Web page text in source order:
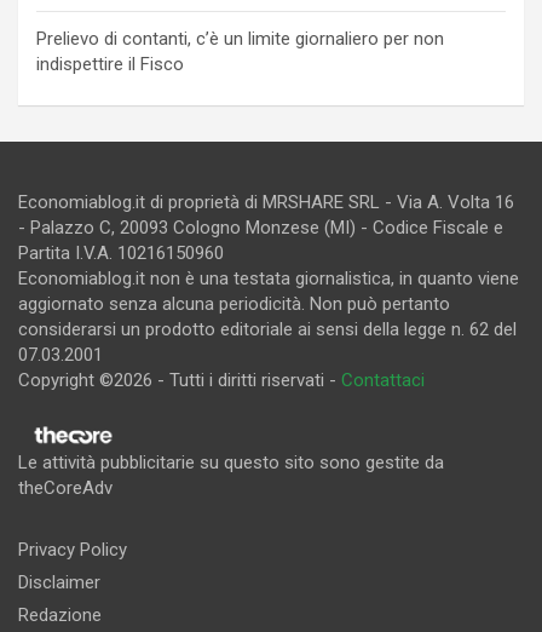
Prelievo di contanti, c’è un limite giornaliero per non
indispettire il Fisco
Economiablog.it di proprietà di MRSHARE SRL - Via A. Volta 16
- Palazzo C, 20093 Cologno Monzese (MI) - Codice Fiscale e
Partita I.V.A. 10216150960
Economiablog.it non è una testata giornalistica, in quanto viene
aggiornato senza alcuna periodicità. Non può pertanto
considerarsi un prodotto editoriale ai sensi della legge n. 62 del
07.03.2001
Copyright ©2026 - Tutti i diritti riservati - Contattaci
Le attività pubblicitarie su questo sito sono gestite da
theCoreAdv
Privacy Policy
Disclaimer
Redazione